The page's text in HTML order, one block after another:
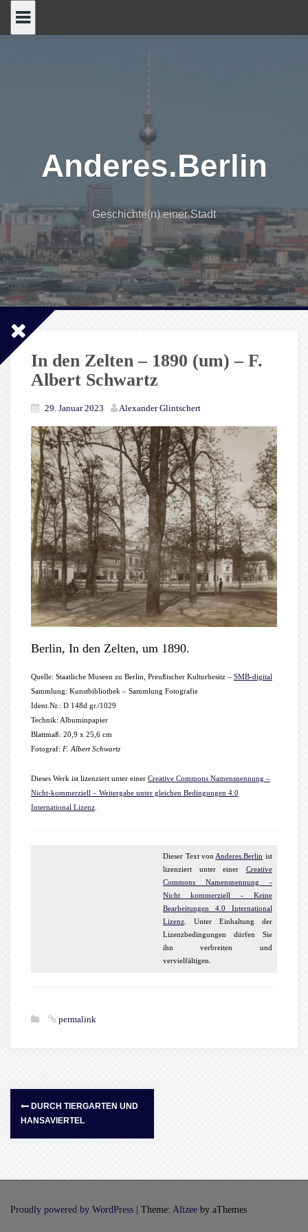
Anderes.Berlin
Geschichte(n) einer Stadt
In den Zelten – 1890 (um) – F.
Albert Schwartz
29. Januar 2023 Alexander Glintschert
Berlin, In den Zelten, um 1890.
Quelle: Staatliche Museen zu Berlin, Preußischer Kulturbesitz – SMB-digital
Sammlung: Kunstbibliothek – Sammlung Fotografie
Ident.Nr.: D 148d gr./1029
Technik: Albuminpapier
Blattmaß: 20,9 x 25,6 cm
Fotograf: F. Albert Schwartz
Dieses Werk ist lizenziert unter einer Creative Commons Namensnennung –
Nicht-kommerziell – Weitergabe unter gleichen Bedingungen 4.0
International Lizenz
Dieser TextvonAnderes.Berlin ist
lizenziert unter einer Creative
Commons Namensnennung -
Nicht kommerziell - Keine
Bearbeitungen 4.0 International
Lizenz. Unter Einhaltung der
Lizenzbedingungen dürfen Sie
ihn verbreiten und
vervielfältigen.
permalink
DURCH TIERGARTEN UND
HANSAVIERTEL
Proudly powered by WordPress | Theme: Alizee by aThemes